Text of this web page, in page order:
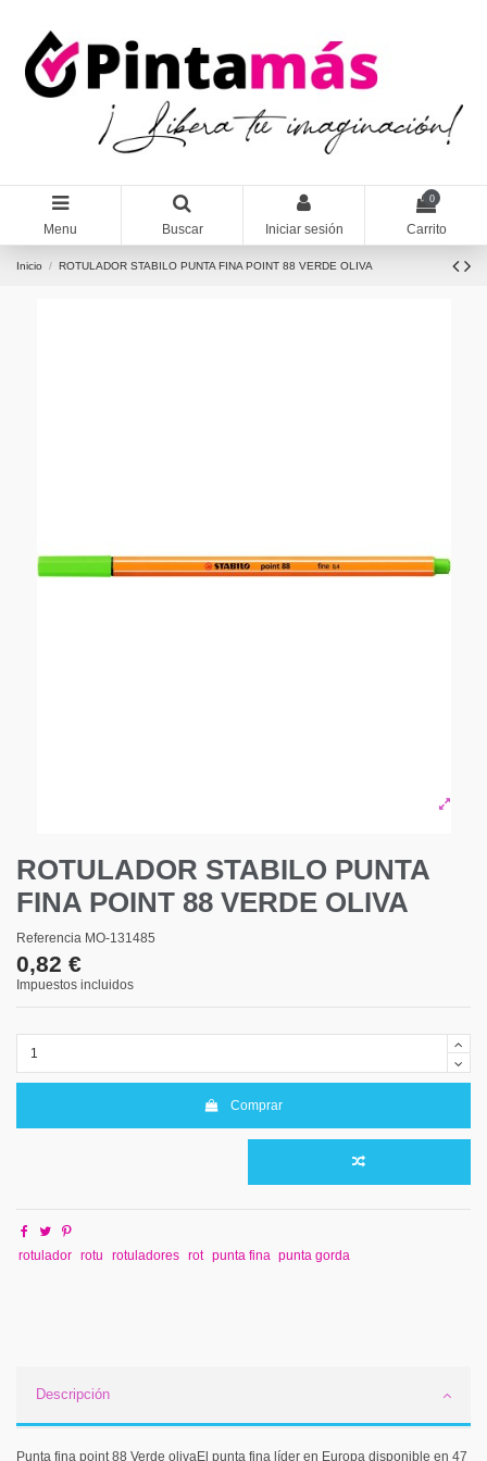
Menu Buscar Iniciar sesión
0
Carrito
Inicio ROTULADOR STABILO PUNTA FINA POINT 88 VERDE OLIVA
ROTULADOR STABILO PUNTA
FINA POINT 88 VERDE OLIVA
Referencia MO-131485
0,82 €
Impuestos incluidos
Comprar
rotulador rotu rotuladores rot punta fina punta gorda
Descripción
Punta fina point 88 Verde olivaEl punta fina líder en Europa disponible en 47